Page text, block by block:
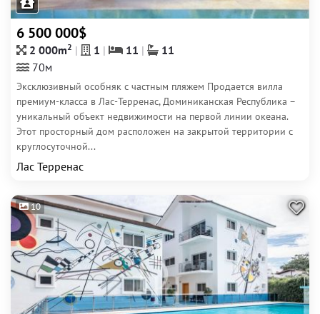
6 500 000$
2 000m2 1 11
11
70м
Эксклюзивный особняк с частным пляжем Продается вилла
премиум-класса в Лас-Терренас, Доминиканская Республика –
уникальный объект недвижимости на первой линии океана.
Этот просторный дом расположен на закрытой территории с
круглосуточной...
Лас Терренас
10